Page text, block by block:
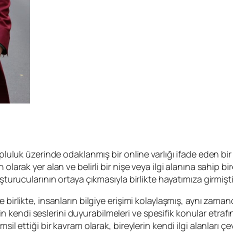
üzerinde odaklanmış bir online varlığı ifade eden
yer alan ve belirli bir nişe veya ilgi alanına sahip
ortaya çıkmasıyla birlikte hayatımıza
birlikte, insanların bilgiye erişimi kolaylaşmış, aynı
kendi seslerini duyurabilmeleri ve spesifik konular
ettiği bir kavram olarak, bireylerin kendi ilgi alanları